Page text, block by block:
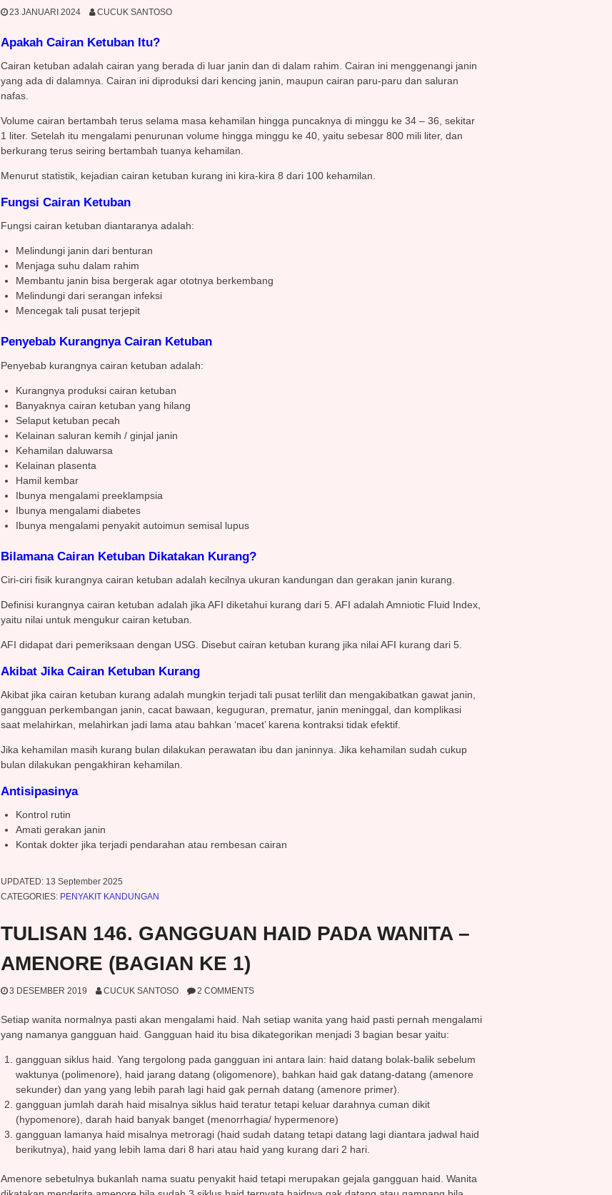
23 JANUARI 2024 CUCUK SANTOSO
Apakah Cairan Ketuban Itu?
Cairan ketuban adalah cairan yang berada di luar janin dan di dalam rahim. Cairan ini menggenangi janin
yang ada di dalamnya. Cairan ini diproduksi dari kencing janin, maupun cairan paru-paru dan saluran
nafas.
Volume cairan bertambah terus selama masa kehamilan hingga puncaknya di minggu ke 34 – 36, sekitar
1 liter. Setelah itu mengalami penurunan volume hingga minggu ke 40, yaitu sebesar 800 mili liter, dan
berkurang terus seiring bertambah tuanya kehamilan.
Menurut statistik, kejadian cairan ketuban kurang ini kira-kira 8 dari 100 kehamilan.
Fungsi Cairan Ketuban
Fungsi cairan ketuban diantaranya adalah:
Melindungi janin dari benturan
Menjaga suhu dalam rahim
Membantu janin bisa bergerak agar ototnya berkembang
Melindungi dari serangan infeksi
Mencegak tali pusat terjepit
Penyebab Kurangnya Cairan Ketuban
Penyebab kurangnya cairan ketuban adalah:
Kurangnya produksi cairan ketuban
Banyaknya cairan ketuban yang hilang
Selaput ketuban pecah
Kelainan saluran kemih / ginjal janin
Kehamilan daluwarsa
Kelainan plasenta
Hamil kembar
Ibunya mengalami preeklampsia
Ibunya mengalami diabetes
Ibunya mengalami penyakit autoimun semisal lupus
Bilamana Cairan Ketuban Dikatakan Kurang?
Ciri-ciri fisik kurangnya cairan ketuban adalah kecilnya ukuran kandungan dan gerakan janin kurang.
Definisi kurangnya cairan ketuban adalah jika AFI diketahui kurang dari 5. AFI adalah Amniotic Fluid Index,
yaitu nilai untuk mengukur cairan ketuban.
AFI didapat dari pemeriksaan dengan USG. Disebut cairan ketuban kurang jika nilai AFI kurang dari 5.
Akibat Jika Cairan Ketuban Kurang
Akibat jika cairan ketuban kurang adalah mungkin terjadi tali pusat terlilit dan mengakibatkan gawat janin,
gangguan perkembangan janin, cacat bawaan, keguguran, prematur, janin meninggal, dan komplikasi
saat melahirkan, melahirkan jadi lama atau bahkan ‘macet’ karena kontraksi tidak efektif.
Jika kehamilan masih kurang bulan dilakukan perawatan ibu dan janinnya. Jika kehamilan sudah cukup
bulan dilakukan pengakhiran kehamilan.
Antisipasinya
Kontrol rutin
Amati gerakan janin
Kontak dokter jika terjadi pendarahan atau rembesan cairan
UPDATED: 13 September 2025
CATEGORIES: PENYAKIT KANDUNGAN
TULISAN 146. GANGGUAN HAID PADA WANITA –
AMENORE (BAGIAN KE 1)
3 DESEMBER 2019 CUCUK SANTOSO 2 COMMENTS
Setiap wanita normalnya pasti akan mengalami haid. Nah setiap wanita yang haid pasti pernah mengalami
yang namanya gangguan haid. Gangguan haid itu bisa dikategorikan menjadi 3 bagian besar yaitu:
gangguan siklus haid. Yang tergolong pada gangguan ini antara lain: haid datang bolak-balik sebelum
waktunya (polimenore), haid jarang datang (oligomenore), bahkan haid gak datang-datang (amenore
sekunder) dan yang yang lebih parah lagi haid gak pernah datang (amenore primer).
gangguan jumlah darah haid misalnya siklus haid teratur tetapi keluar darahnya cuman dikit
(hypomenore), darah haid banyak banget (menorrhagia/ hypermenore)
gangguan lamanya haid misalnya metroragi (haid sudah datang tetapi datang lagi diantara jadwal haid
berikutnya), haid yang lebih lama dari 8 hari atau haid yang kurang dari 2 hari.
Amenore sebetulnya bukanlah nama suatu penyakit haid tetapi merupakan gejala gangguan haid. Wanita